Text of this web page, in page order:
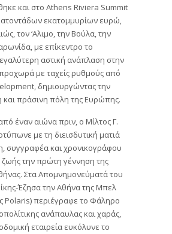
και στο Athens Riviera Summit
εκατομμυρίων ευρώ,
τον ‘Αλιμο, την Βούλα, την
με επίκεντρο το
αστική ανάπλαση στην
με ταχείς ρυθμούς από
δημιουργώντας την
πράσινη πόλη της Ευρώπης.
έναν αιώνα πριν, ο Μίλτος Γ.
με τη διεισδυτική ματιά
συγγραφέα και χρονικογράφου
ζωής την πρώτη γέννηση της
Στα Απομνημονεύματά του
Έζησα την Αθήνα της Μπελ
Polaris) περιέγραφε το Φάληρο
ανάπαυλας και χαράς,
εταιρεία ευκόλυνε το